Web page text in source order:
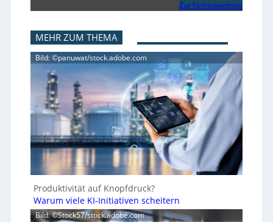
Zur Firmenwebsite
MEHR ZUM THEMA
Bild: ©panuwat/stock.adobe.com
Produktivität auf Knopfdruck?
Warum viele KI-Initiativen scheitern
Bild: ©Stock57/stock.adobe.com